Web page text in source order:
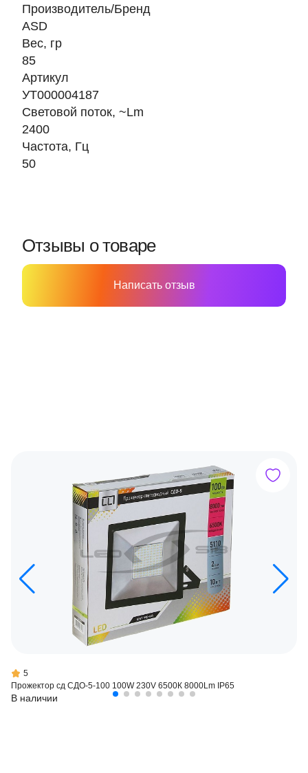
Производитель/Бренд
ASD
Вес, гр
85
Артикул
УТ000004187
Световой поток, ~Lm
2400
Частота, Гц
50
Отзывы о товаре
Написать отзыв
5
Прожектор сд СДО-5-100 100W 230V 6500К 8000Lm IP65
В наличии